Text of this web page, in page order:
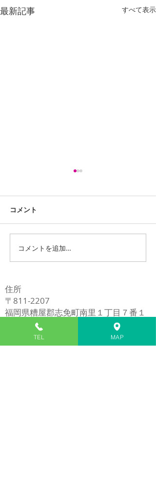
最新記事 すべて表示
iPhone13ProMaxスピー
カー交換修理
コメント
コメントを追加…
住所
〒811-2207
福岡県糟屋郡志免町南里１丁目７番１
​※イオンモール福岡の近く
TEL MAP